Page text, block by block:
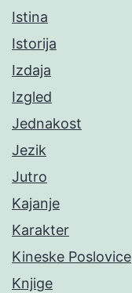
Istina
Istorija
Izdaja
Izgled
Jednakost
Jezik
Jutro
Kajanje
Karakter
Kineske Poslovice
Knjige